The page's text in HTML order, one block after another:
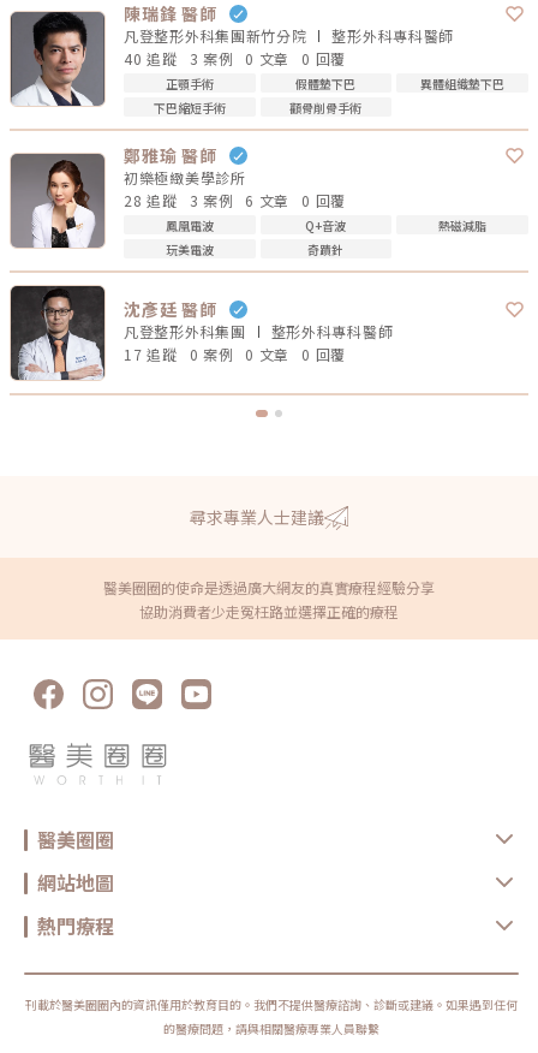
陳瑞鋒 醫師
凡登整形外科集團新竹分院 整形外科專科醫師
40 追蹤
3 案例 0 文章 0 回覆
正顎手術 假體墊下巴
異體組織墊下巴
下巴縮短手術
顴骨削骨手術
鄭雅瑜 醫師
初樂極緻美學診所
28 追蹤
3 案例 6 文章 0 回覆
鳳凰電波 Q+音波
熱磁減脂
玩美電波
奇蹟針
沈彥廷 醫師
凡登整形外科集團 整形外科專科醫師
17 追蹤
0 案例 0 文章 0 回覆
尋求專業人士建議
醫美圈圈的使命是透過廣大網友的真實療程經驗分享
協助消費者少走冤枉路並選擇正確的療程
醫美圈圈
網站地圖
熱門療程
刊載於醫美圈圈內的資訊僅用於教育目的。我們不提供醫療諮詢、診斷或建議。如果遇到任何
的醫療問題，請與相關醫療專業人員聯繫